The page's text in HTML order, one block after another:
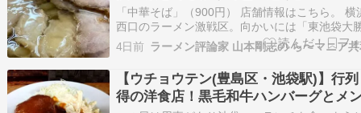
「中華そば」（900円） 店舗情報はこちら。 横
西口のラーメン激戦区。向かいには「東池袋大
横浜店」「たまがった」、並びには「大和家」
る場所で、「はやし田」で知られるINGS社が、
汁の「鳳仙花」で営業していたが、2025年12月
ニューアル。 醤油味の中華そばを…
4日前 ラーメン評論家 山本剛志の ら〜マニア
【ウチョウテン(豊島区・池袋駅)】行
得の洋食店！黒毛和牛ハンバーグとメ